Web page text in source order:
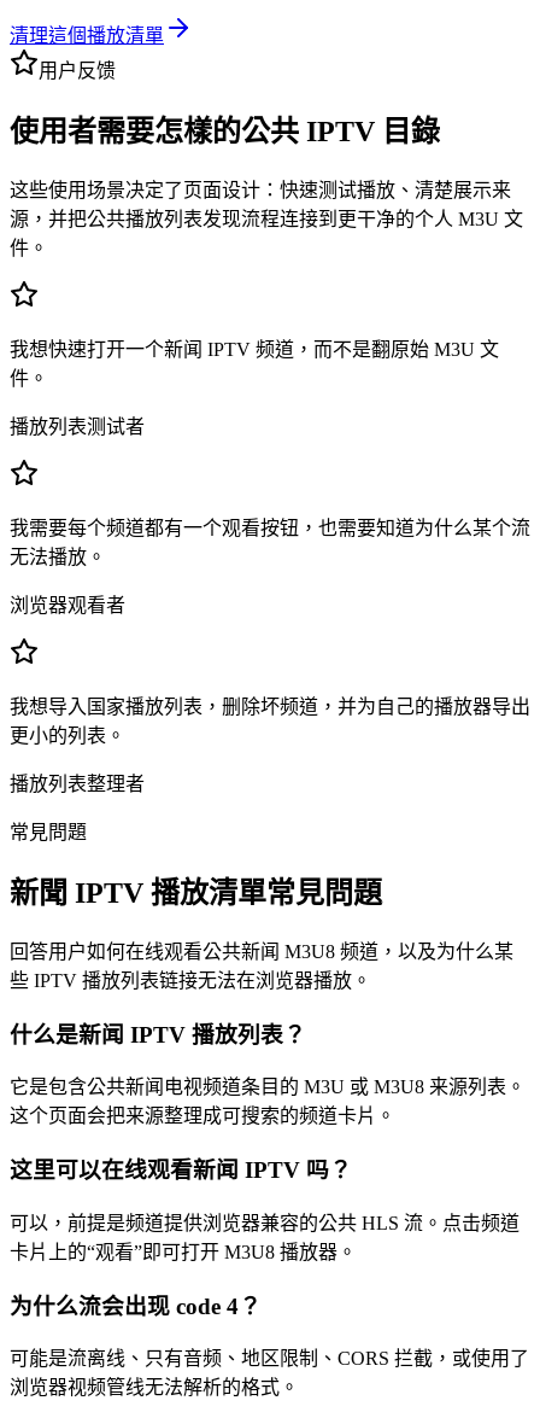
清理這個播放清單
用户反馈
使用者需要怎樣的公共 IPTV 目錄
这些使用场景决定了页面设计：快速测试播放、清楚展示来
源，并把公共播放列表发现流程连接到更干净的个人 M3U 文
件。
我想快速打开一个新闻 IPTV 频道，而不是翻原始 M3U 文
件。
播放列表测试者
我需要每个频道都有一个观看按钮，也需要知道为什么某个流
无法播放。
浏览器观看者
我想导入国家播放列表，删除坏频道，并为自己的播放器导出
更小的列表。
播放列表整理者
常見問題
新聞 IPTV 播放清單常見問題
回答用户如何在线观看公共新闻 M3U8 频道，以及为什么某
些 IPTV 播放列表链接无法在浏览器播放。
什么是新闻 IPTV 播放列表？
它是包含公共新闻电视频道条目的 M3U 或 M3U8 来源列表。
这个页面会把来源整理成可搜索的频道卡片。
这里可以在线观看新闻 IPTV 吗？
可以，前提是频道提供浏览器兼容的公共 HLS 流。点击频道
卡片上的“观看”即可打开 M3U8 播放器。
为什么流会出现 code 4？
可能是流离线、只有音频、地区限制、CORS 拦截，或使用了
浏览器视频管线无法解析的格式。